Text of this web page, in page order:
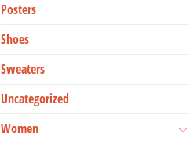
Posters
Shoes
Sweaters
Uncategorized
Women